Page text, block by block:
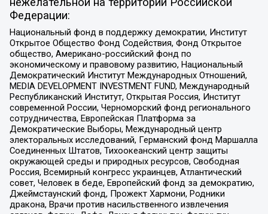
Федерации:
Национальный фонд в поддержку демократии, Институт
Открытое Общество Фонд Содействия, Фонд Открытое
общество, Американо-российский фонд по
экономическому и правовому развитию, Национальный
Демократический Институт Международных Отношений,
MEDIA DEVELOPMENT INVESTMENT FUND, Международный
Республиканский Институт, Открытая Россия, Институт
современной России, Черноморский фонд регионального
сотрудничества, Европейская Платформа за
Демократические Выборы, Международный центр
электоральных исследований, Германский фонд Маршалла
Соединенных Штатов, Тихоокеанский центр защиты
окружающей среды и природных ресурсов, Свободная
Россия, Всемирный конгресс украинцев, Атлантический
совет, Человек в беде, Европейский фонд за демократию,
Джеймстаунский фонд, Прожект Хармони, Родники
дракона, Врачи против насильственного извлечения